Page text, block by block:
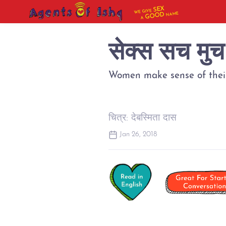
WE GIVESEX
AGOOD NAME
सेक्स सच मुच
Women make sense of
चित्र: देबस्मिता दास
Jan 26, 2018